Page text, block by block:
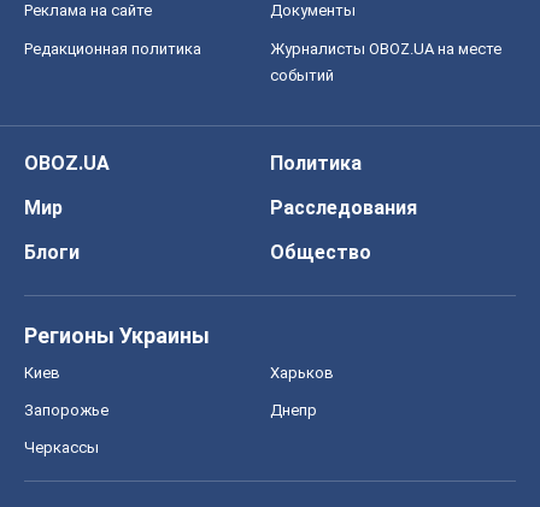
Реклама на сайте Документы
Редакционная политика
Журналисты OBOZ.UA на месте
событий
OBOZ.UA
Политика
Мир
Расследования
Блоги
Общество
Регионы Украины
Киев Харьков
Запорожье Днепр
Черкассы